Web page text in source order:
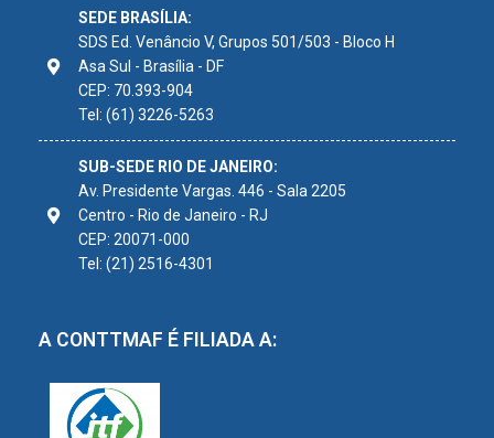
SEDE BRASÍLIA:
SDS Ed. Venâncio V, Grupos 501/503 - Bloco H
Asa Sul - Brasília - DF
CEP: 70.393-904
Tel: (61) 3226-5263
SUB-SEDE RIO DE JANEIRO:
Av. Presidente Vargas. 446 - Sala 2205
Centro - Rio de Janeiro - RJ
CEP: 20071-000
Tel: (21) 2516-4301
A CONTTMAF É FILIADA A: